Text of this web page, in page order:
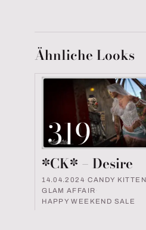
Ähnliche Looks
319
*CK* – Desire
14.04.2024 ·CANDY KITTEN
GLAM AFFAIR
HAPPY WEEKEND SALE